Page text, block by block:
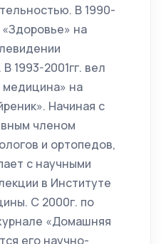
В 1990-
«Здоровье» на
1993-2001гг. вел
на
Начиная с
членом
и ортопедов,
с научными
в Институте
С 2000г. по
«Домашняя
его научно-